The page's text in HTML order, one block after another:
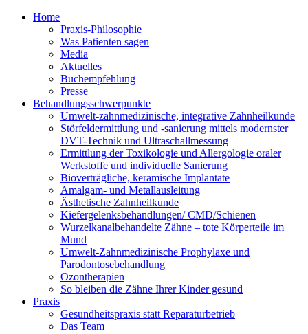
Home
Praxis-Philosophie
Was Patienten sagen
Media
Aktuelles
Buchempfehlung
Presse
Behandlungsschwerpunkte
Umwelt-zahnmedizinische, integrative Zahnheilkunde
Störfeldermittlung und -sanierung mittels modernster
DVT-Technik und Ultraschallmessung
Ermittlung der Toxikologie und Allergologie oraler
Werkstoffe und individuelle Sanierung
Bioverträgliche, keramische Implantate
Amalgam- und Metallausleitung
Ästhetische Zahnheilkunde
Kiefergelenksbehandlungen/ CMD/Schienen
Wurzelkanalbehandelte Zähne – tote Körperteile im
Mund
Umwelt-Zahnmedizinische Prophylaxe und
Parodontosebehandlung
Ozontherapien
So bleiben die Zähne Ihrer Kinder gesund
Praxis
Gesundheitspraxis statt Reparaturbetrieb
Das Team